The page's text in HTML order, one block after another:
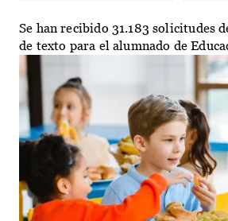
Se han recibido 31.183 solicitudes
de texto para el alumnado de